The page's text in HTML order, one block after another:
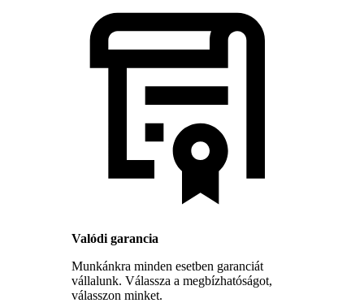
Valódi garancia
Munkánkra minden esetben garanciát
vállalunk. Válassza a megbízhatóságot,
válasszon minket.